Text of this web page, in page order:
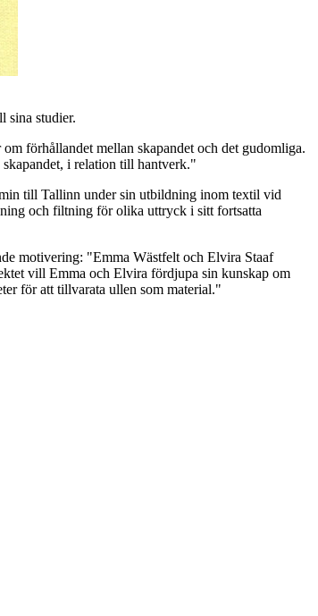
sina studier.
förhållandet mellan skapandet och det gudomliga.
i relation till hantverk."
till Tallinn under sin utbildning inom textil vid
och filtning för olika uttryck i sitt fortsatta
motivering: "Emma Wästfelt och Elvira Staaf
vill Emma och Elvira fördjupa sin kunskap om
för att tillvarata ullen som material."